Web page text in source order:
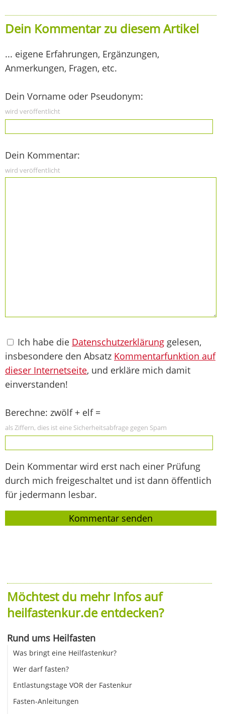
Dein Kommentar zu diesem Artikel
... eigene Erfahrungen, Ergänzungen,
Anmerkungen, Fragen, etc.
Dein Vorname oder Pseudonym:
wird veröffentlicht
Dein Kommentar:
wird veröffentlicht
Ich habe die Datenschutzerklärung gelesen,
insbesondere den Absatz Kommentarfunktion auf
dieser Internetseite, und erkläre mich damit
einverstanden!
Berechne: zwölf + elf =
als Ziffern, dies ist eine Sicherheitsabfrage gegen Spam
Dein Kommentar wird erst nach einer Prüfung
durch mich freigeschaltet und ist dann öffentlich
für jedermann lesbar.
Möchtest du mehr Infos auf
heilfastenkur.de entdecken?
Rund ums Heilfasten
Was bringt eine Heilfastenkur?
Wer darf fasten?
Entlastungstage VOR der Fastenkur
Fasten-Anleitungen